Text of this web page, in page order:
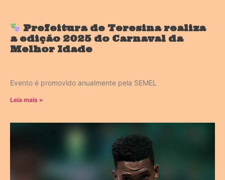
Prefeitura de Teresina realiza
a edição 2025 do Carnaval da
Melhor Idade
Evento é promovido anualmente pela SEMEL
Leia mais »